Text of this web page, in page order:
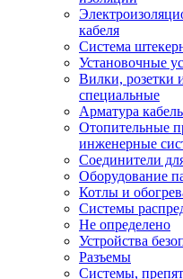
кабеля
Система
Установочные
Вилки, розетки
специальные
Арматура
Отопительные
инженерные
Соединители
Оборудование
Котлы и
Системы
Не определено
Устройства
Разъемы
Системы,